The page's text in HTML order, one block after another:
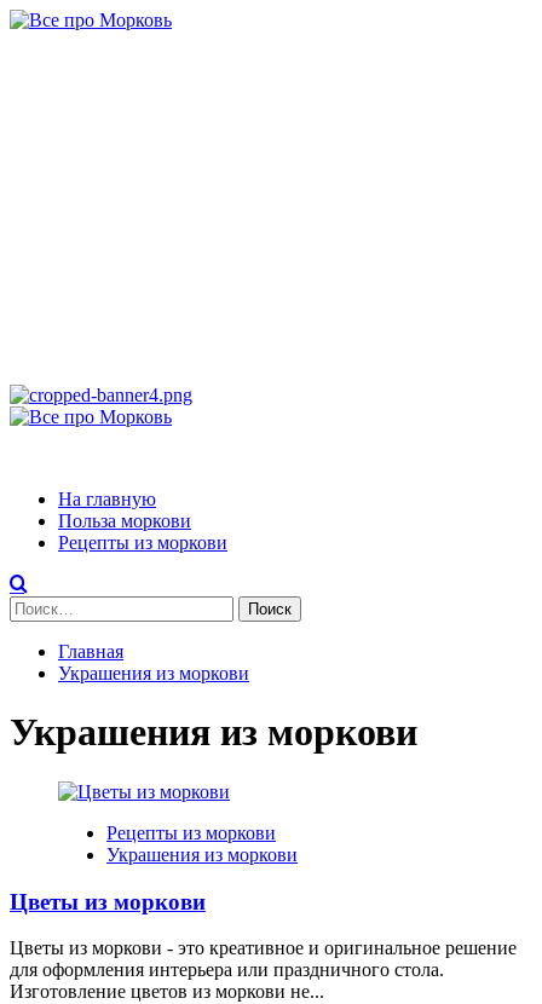
Перейти
Основное
На главную
Польза моркови
Рецепты из моркови
Найти:
Главная
Украшения из моркови
Украшения из моркови
Рецепты из моркови
Украшения из моркови
Цветы из моркови
Цветы из моркови - это креативное и оригинальное решение
для оформления интерьера или праздничного стола.
Изготовление цветов из моркови не...